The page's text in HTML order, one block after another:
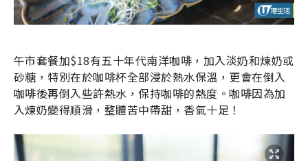
午市套餐加$18有五十年代南洋咖啡，加入淡奶和煉奶或
砂糖，特別在於咖啡杯全部浸於熱水保溫，更會在倒入
咖啡後再倒入些許熱水，保持咖啡的熱度。咖啡因為加
入煉奶變得順滑，整體苦中帶甜，香氣十足！